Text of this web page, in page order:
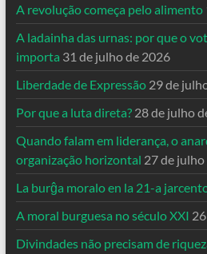
A revolução começa pelo alimento
A ladainha das urnas: por que o
importa 31 de julho de 2026
Liberdade de Expressão 29 de
Por que a luta direta? 28 de julho
Quando falam em liderança, o
organização horizontal 27 de
La burĝa moralo en la 21-a
A moral burguesa no século XXI
Divindades não precisam de